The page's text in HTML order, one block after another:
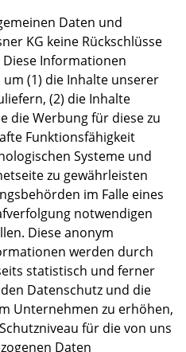
Daten und
KG keine Rückschlüsse
Informationen
(1) die Inhalte unserer
(2) die Inhalte
die Werbung für diese zu
Funktionsfähigkeit
Systeme und
zu gewährleisten
im Falle eines
notwendigen
Diese anonym
werden durch
statistisch und ferner
Datenschutz und die
Unternehmen zu erhöhen,
für die von uns
Daten